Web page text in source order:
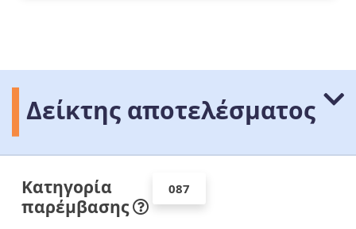
Δείκτης αποτελέσματος
Κατηγορία
παρέμβασης
087